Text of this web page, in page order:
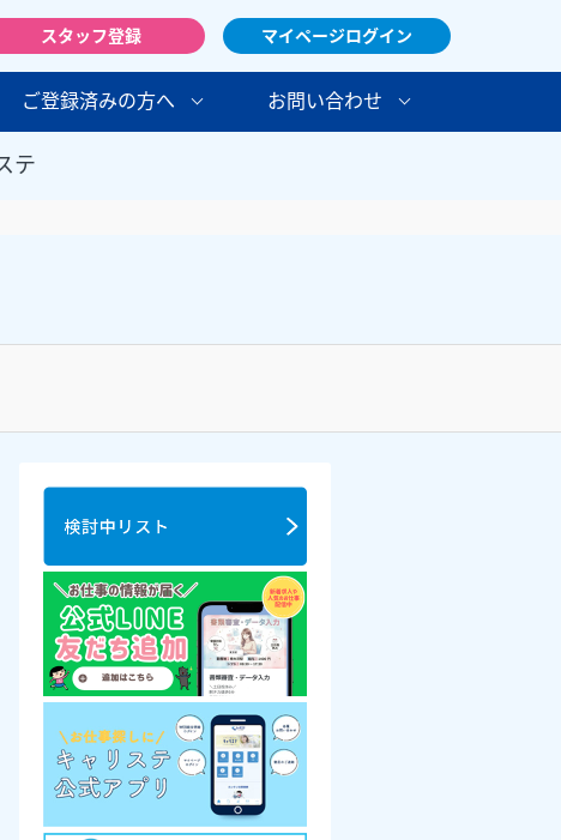
スタッフ登録 マイページログイン
ご登録済みの方へ お問い合わせ
テ